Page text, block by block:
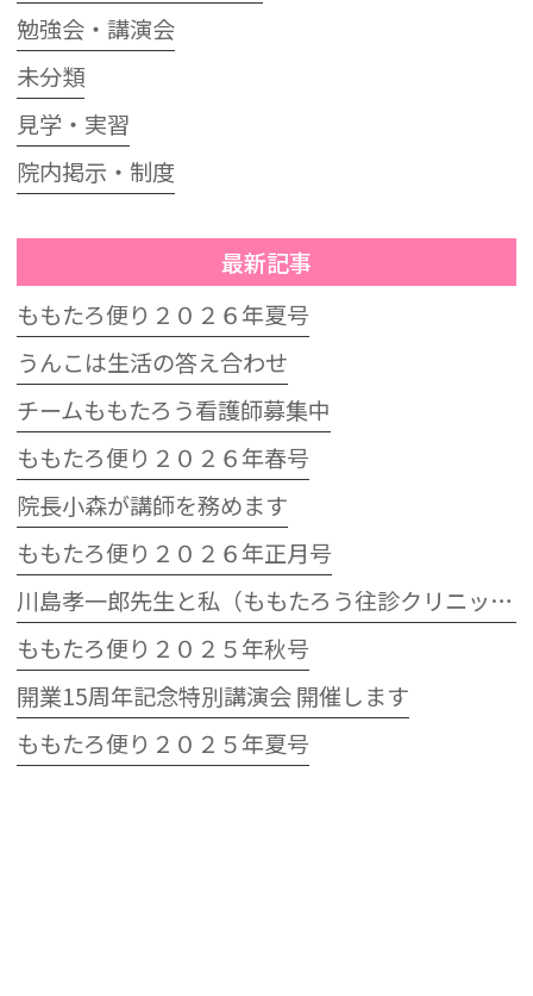
勉強会・講演会
未分類
見学・実習
院内掲示・制度
最新記事
ももたろ便り２０２６年夏号
うんこは生活の答え合わせ
チームももたろう看護師募集中
ももたろ便り２０２６年春号
院長小森が講師を務めます
ももたろ便り２０２６年正月号
川島孝一郎先生と私（ももたろう往診クリニック開院15周年記念特別講演会）
ももたろ便り２０２５年秋号
開業15周年記念特別講演会 開催します
ももたろ便り２０２５年夏号